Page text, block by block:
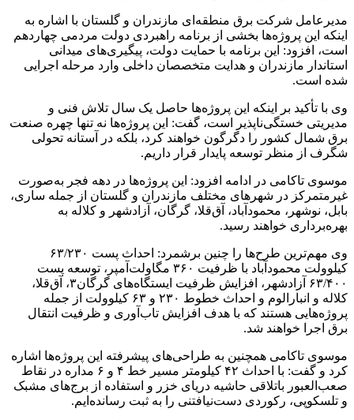
مدیرعامل شرکت برق منطقه‌ای مازندران و گلستان با اشاره به
اینکه این پروژه‌ها بخشی از برنامه راهبردی دولت مردمی چهاردهم
است، افزود: این برنامه با حمایت دولت، پیگیری‌های میدانی
استاندار مازندران و هدایت متخصصان داخلی وارد مرحله اجرایی
شده است.
وی با تأکید بر اینکه این پروژه‌ها حاصل یک سال تلاش فنی و
مدیریتی خستگی‌ناپذیر است، گفت: این پروژه‌ها نه تنها چهره صنعت
برق شمال کشور را دگرگون خواهند کرد، بلکه در آستانه تحولی
شگرف از منظر توسعه پایدار قرار داریم.
موسوی تاکامی در ادامه افزود: این پروژه‌ها در دهه فجر به‌صورت
غیرمتمرکز در شهرهای مختلف مازندران و گلستان از جمله ساری،
بابل، نوشهر، محمودآباد، آق‌قلا، گرگان، آزادشهر و کلاله به
بهره‌برداری خواهند رسید.
وی مهم‌ترین طرح‌ها را چنین برشمرد: احداث پست ۶۳/۲۳۰
کیلوولت محمودآباد با ظرفیت ۳۶۰ مگاولت‌آمپر، توسعه پست
۶۳/۴۰۰ آزادشهر، افزایش ظرفیت ایستگاه‌های گرگان۳، آق‌قلا،
کلاله و انبارالوم و احداث خطوط ۲۳۰ و ۶۳ کیلوولت از جمله
پروژه‌هایی هستند که با هدف افزایش تاب‌آوری و ظرفیت انتقال
برق اجرا خواهند شد.
موسوی تاکامی همچنین به طراحی‌های پیشرفته این پروژه‌ها اشاره
کرد و گفت: با احداث ۴۲ کیلومتر مسیر خط ۴ و ۶ مداره در نقاط
صعب‌العبور باتلاقی حاشیه دریای خزر و استفاده از برج‌های مشبک
و تلسکوپی، رکوردی دست‌نیافتنی را به ثبت رسانده‌ایم.